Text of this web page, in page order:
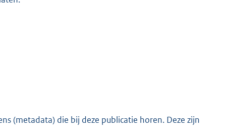
(metadata) die bij deze publicatie horen. Deze zijn